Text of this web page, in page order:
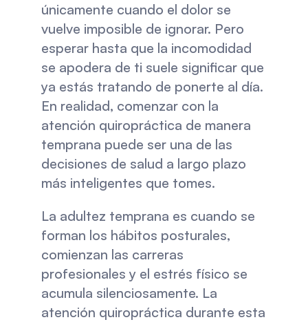
únicamente cuando el dolor se
vuelve imposible de ignorar. Pero
esperar hasta que la incomodidad
se apodera de ti suele significar que
ya estás tratando de ponerte al día.
En realidad, comenzar con la
atención quiropráctica de manera
temprana puede ser una de las
decisiones de salud a largo plazo
más inteligentes que tomes.
La adultez temprana es cuando se
forman los hábitos posturales,
comienzan las carreras
profesionales y el estrés físico se
acumula silenciosamente. La
atención quiropráctica durante esta